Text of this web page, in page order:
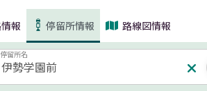
報 停留所情報 路線図情報
停留所名